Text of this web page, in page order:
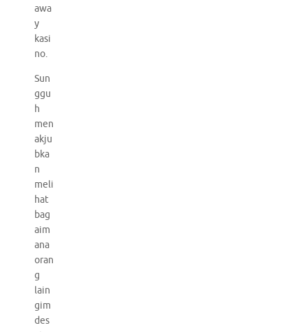
awa
y
kasi
no.
Sun
ggu
h
men
akju
bka
n
meli
hat
bag
aim
ana
oran
g
lain
gim
des